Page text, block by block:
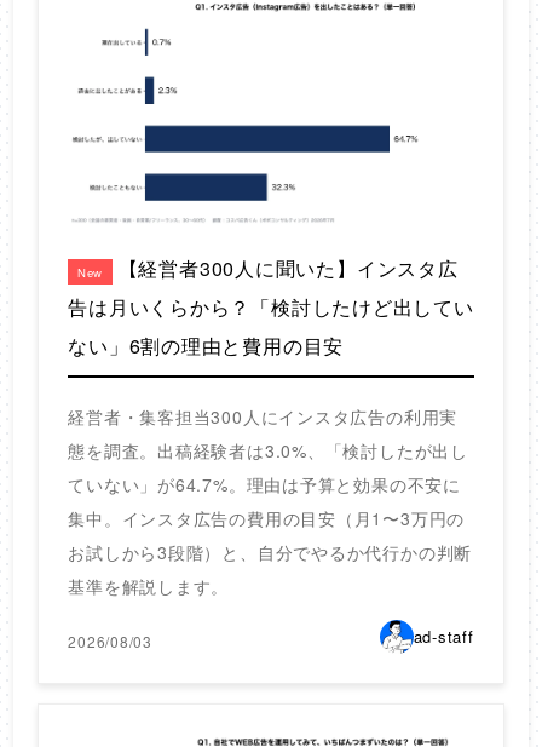
New
【経営者300人に聞いた】インスタ広
告は月いくらから？「検討したけど出してい
ない」6割の理由と費用の目安
経営者・集客担当300人にインスタ広告の利用実
態を調査。出稿経験者は3.0%、「検討したが出し
ていない」が64.7%。理由は予算と効果の不安に
集中。インスタ広告の費用の目安（月1〜3万円の
お試しから3段階）と、自分でやるか代行かの判断
基準を解説します。
2026/08/03 ad-staff